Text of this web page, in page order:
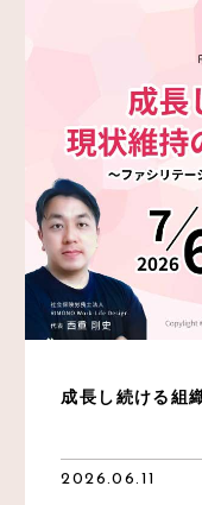
成長し続ける組
2026.06.11